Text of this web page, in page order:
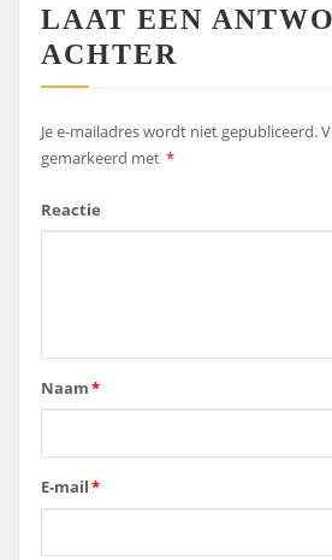
LAAT EEN
ACHTER
Je e-mailadres wordt niet gepubliceerd.
gemarkeerd met *
Reactie
Naam*
E-mail*